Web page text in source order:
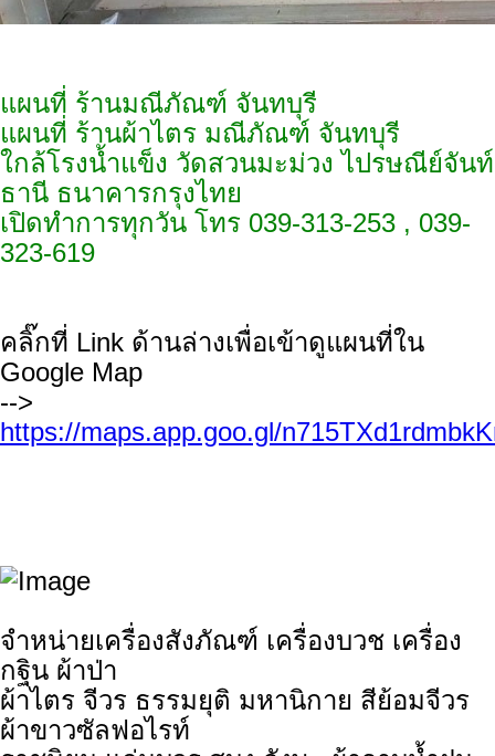
แผนที่ ร้านมณีภัณฑ์ จันทบุรี
แผนที่ ร้านผ้าไตร มณีภัณฑ์ จันทบุรี
ใกล้โรงน้ำแข็ง วัดสวนมะม่วง ไปรษณีย์จันท์
ธานี ธนาคารกรุงไทย
เปิดทำการทุกวัน โทร 039-313-253 , 039-
323-619
คลิ๊กที่ Link ด้านล่างเพื่อเข้าดูแผนที่ใน
Google Map
-->
https://maps.app.goo.gl/
จำหน่ายเครื่องสังภัณฑ์ เครื่องบวช เครื่อง
กฐิน ผ้าป่า
ผ้าไตร จีวร ธรรมยุติ มหานิกาย สีย้อมจีวร
ผ้าขาวซัลฟอไรท์